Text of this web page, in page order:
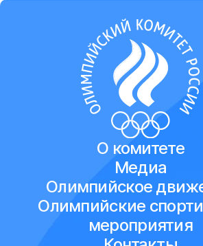
О комитете
Медиа
Олимпийское
Олимпийские
мероприятия